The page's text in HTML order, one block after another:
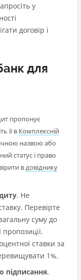
у
договір і
для
пропонує
її в Комплексній
назвою або
статус і право
в довіднику
. Не
Перевірте
суму до
ставки за
1%.
підписання.